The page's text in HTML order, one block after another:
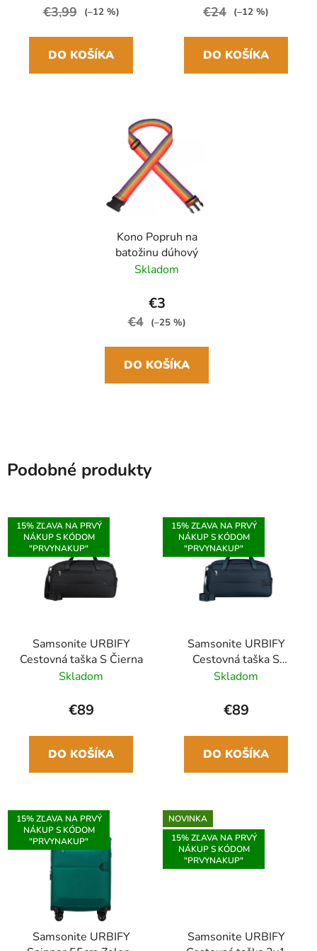
€3,99 (–12 %)
DO KOŠÍKA
€24 (–12 %)
DO KOŠÍKA
Kono Popruh na
batožinu dúhový
Skladom
€3
€4 (–25 %)
DO KOŠÍKA
Podobné produkty
15% ZĽAVA NA PRVÝ
NÁKUP S KÓDOM
"PRVYNAKUP"
Samsonite URBIFY
Cestovná taška S Čierna
Skladom
€89
DO KOŠÍKA
15% ZĽAVA NA PRVÝ
NÁKUP S KÓDOM
"PRVYNAKUP"
Samsonite URBIFY
Cestovná taška S
Námornícka modrá
Skladom
€89
DO KOŠÍKA
15% ZĽAVA NA PRVÝ
NÁKUP S KÓDOM
"PRVYNAKUP"
Samsonite URBIFY
NOVINKA
15% ZĽAVA NA PRVÝ
NÁKUP S KÓDOM
"PRVYNAKUP"
Samsonite URBIFY